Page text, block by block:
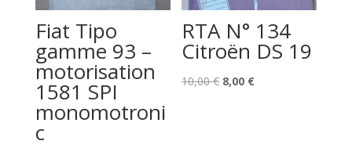
Fiat Tipo
gamme 93 –
motorisation
1581 SPI
monomotroni
c
RTA N° 134
Citroën DS 19
10,00€ Le
8,00 €Le